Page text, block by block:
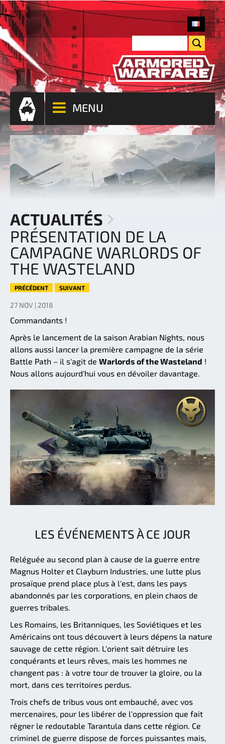
MENU
ACTUALITÉS
PRÉSENTATION DE LA
CAMPAGNE WARLORDS OF
THE WASTELAND
PRÉCÉDENT SUIVANT
27 NOV | 2018
Commandants !
Après le lancement de la saison Arabian Nights, nous
allons aussi lancer la première campagne de la série
Battle Path – il s'agit de Warlords of the Wasteland !
Nous allons aujourd'hui vous en dévoiler davantage.
LES ÉVÉNEMENTS À CE JOUR
Reléguée au second plan à cause de la guerre entre
Magnus Holter et Clayburn Industries, une lutte plus
prosaïque prend place plus à l'est, dans les pays
abandonnés par les corporations, en plein chaos de
guerres tribales.
Les Romains, les Britanniques, les Soviétiques et les
Américains ont tous découvert à leurs dépens la nature
sauvage de cette région. L'orient sait détruire les
conquérants et leurs rêves, mais les hommes ne
changent pas : à votre tour de trouver la gloire, ou la
mort, dans ces territoires perdus.
Trois chefs de tribus vous ont embauché, avec vos
mercenaires, pour les libérer de l'oppression que fait
régner le redoutable Tarantula dans cette région. Ce
criminel de guerre dispose de forces puissantes mais,